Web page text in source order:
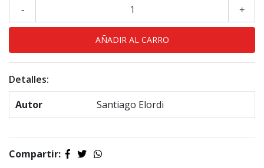
+
-
Detalles:
Autor
Santiago Elordi
Compartir: